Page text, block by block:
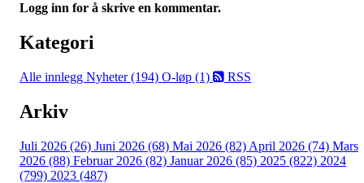
Logg inn for å skrive en kommentar.
Kategori
Alle innlegg Nyheter (194) O-løp (1) RSS
Arkiv
Juli 2026 (26) Juni 2026 (68) Mai 2026 (82) April 2026 (74) Mars
2026 (88) Februar 2026 (82) Januar 2026 (85) 2025 (822) 2024
(799) 2023 (487)